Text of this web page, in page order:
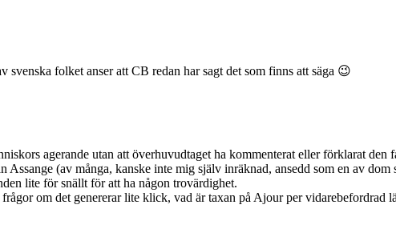
svenska folket anser att CB redan har sagt det som finns att säga 😉
agerande utan att överhuvudtaget ha kommenterat eller förklarat den
(av många, kanske inte mig själv inräknad, ansedd som en av
lite för snällt för att ha någon trovärdighet.
om det genererar lite klick, vad är taxan på Ajour per vidarebefordrad